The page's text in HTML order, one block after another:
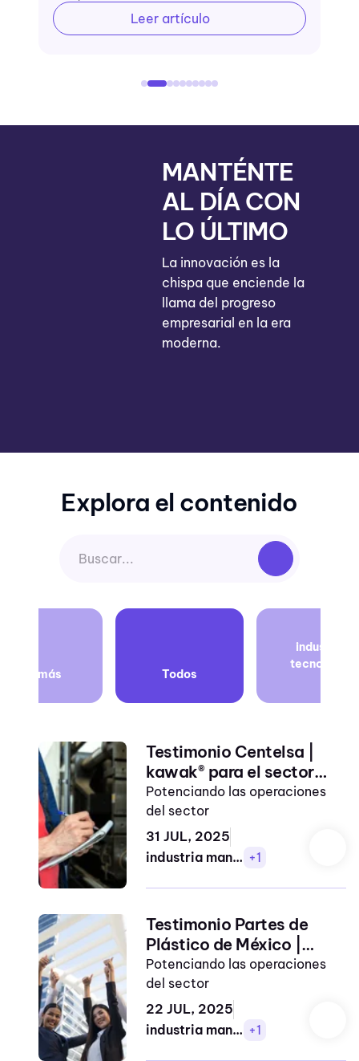
Leer artículo
MANTÉNTE
AL DÍA CON
LO ÚLTIMO
La innovación es la
chispa que enciende la
llama del progreso
empresarial en la era
moderna.
Explora el contenido
Ver más Todos
industria
tecnología
alimentos
educativa
industria
manufactura
industria salud
manufactura
Automotriz
Energía
Limpieza
Público
Servicios
Testimonio Centelsa |
kawak® para el sector
manufactura
Potenciando las operaciones
del sector
31 JUL, 2025
industria manufactura +1
Testimonio Partes de
Plástico de México |
kawak® para el sector de
manufactura autopartes
Potenciando las operaciones
del sector
22 JUL, 2025
industria manufactura +1